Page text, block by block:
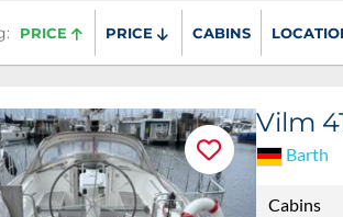
PRICE PRICE CABINS
Vilm
Barth
Cabins